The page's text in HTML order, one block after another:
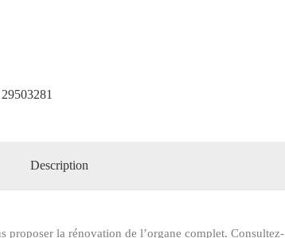
Description
proposer la rénovation de l’organe complet. Consultez-